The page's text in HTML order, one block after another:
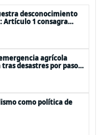
desconocimiento
Artículo 1 consagra
nacional y
agrícola
desastres por pasos
como política de